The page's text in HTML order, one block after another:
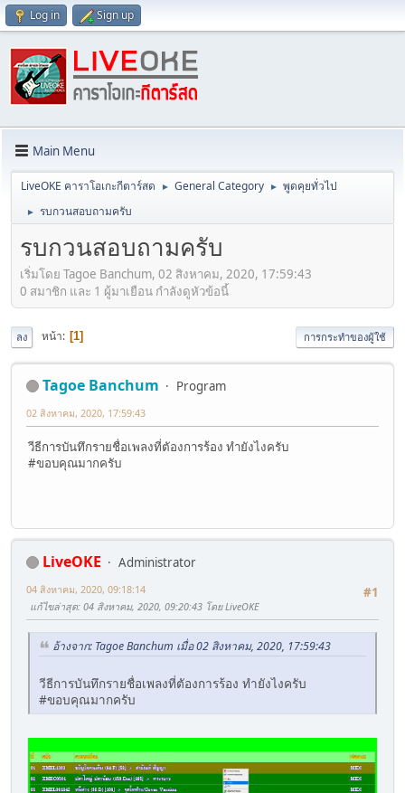
Log in Sign up
Main Menu
LiveOKE คาราโอเกะกีตาร์สด ► General Category ► พูดคุยทั่วไป
► รบกวนสอบถามครับ
รบกวนสอบถามครับ
เริ่มโดย Tagoe Banchum, 02 สิงหาคม, 2020, 17:59:43
0 สมาชิก และ 1 ผู้มาเยือน กำลังดูหัวข้อนี้
ลง หน้า 1 การกระทำของผู้ใช้
Tagoe Banchum Program
02 สิงหาคม, 2020, 17:59:43
วีธีการบันทึกรายชื่อเพลงที่ตัองการร้อง ทำยังไงครับ
#ขอบคุณมากครับ
LiveOKE
Administrator
#1
04 สิงหาคม, 2020, 09:18:14
แก้ไขล่าสุด: 04 สิงหาคม, 2020, 09:20:43 โดย LiveOKE
อ้างจาก: Tagoe Banchum เมื่อ 02 สิงหาคม, 2020, 17:59:43
วีธีการบันทึกรายชื่อเพลงที่ตัองการร้อง ทำยังไงครับ
#ขอบคุณมากครับ